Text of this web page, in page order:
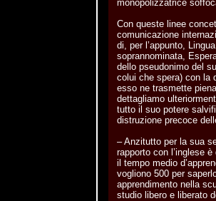
monopolizzatrice
Con queste linee
comunicazione
di, per l’appunto,
soprannominata,
dello pseudonimo del
colui che spera) con la
esso ne trasmette
dettagliamo
tutto il suo potere
distruzione precoce
– Anzitutto per la sua
rapporto con l’inglese
il tempo medio
vogliono 500 per
apprendimento nella
studio libero e liberato